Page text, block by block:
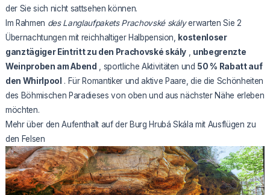
der Sie sich nicht sattsehen können.
Im Rahmen des Langlaufpakets Prachovské skályerwarten Sie 2
Übernachtungen mit reichhaltiger Halbpension,
kostenloser
ganztägiger Eintritt zu den Prachovské skály
unbegrenzte
Weinproben am Abend
, sportliche Aktivitäten und 50 % Rabatt auf
den Whirlpool . Für Romantiker und aktive Paare, die die Schönheiten
des Böhmischen Paradieses von oben und aus nächster Nähe erleben
möchten.
Mehr über den Aufenthalt auf der Burg Hrubá Skála mit Ausflügen zu
den Felsen